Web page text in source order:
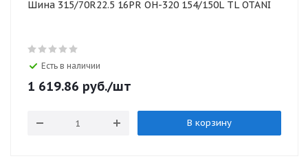
Шина 315/70R22.5 16PR OH-320 154/150L TL OTANI
Есть в наличии
1 619.86 руб./шт
В корзину